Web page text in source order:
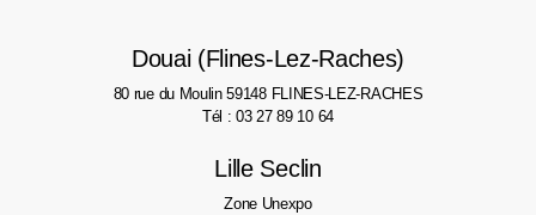
Douai (Flines-Lez-Raches)
80 rue du Moulin59148 FLINES-LEZ-RACHES
Tél : 03 27 89 10 64
Lille Seclin
Zone Unexpo